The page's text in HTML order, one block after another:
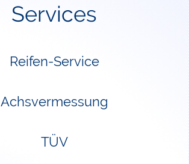
Services
Reifen-Service
Achsvermessung
TÜV